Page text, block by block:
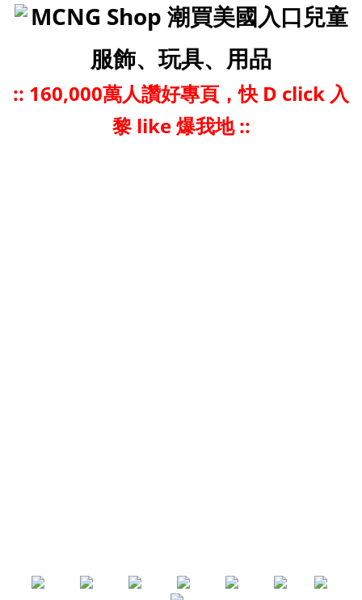
MCNG Shop 潮買美國入口兒童
服飾、玩具、用品
:: 160,000萬人讚好專頁，快 D click 入
黎 like 爆我地 ::